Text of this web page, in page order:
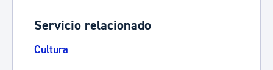
Servicio relacionado
Cultura